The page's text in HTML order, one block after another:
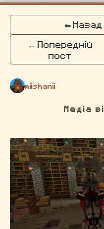
⬅ Назад
← Попередній
пост
miishanii
Медіа